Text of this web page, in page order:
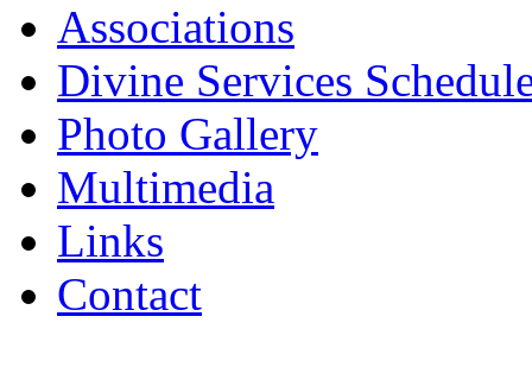
Associations
Divine Services
Photo Gallery
Multimedia
Links
Contact